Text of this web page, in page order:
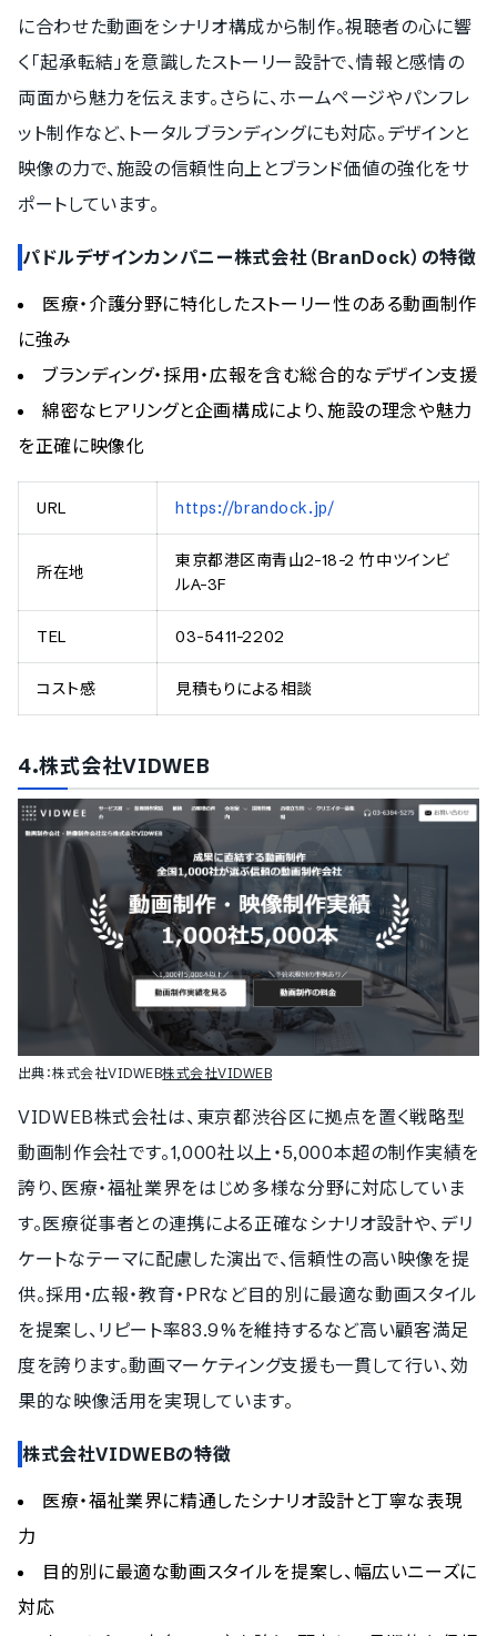
に合わせた動画をシナリオ構成から制作。視聴者の心に響
く「起承転結」を意識したストーリー設計で、情報と感情の
両面から魅力を伝えます。さらに、ホームページやパンフレ
ット制作など、トータルブランディングにも対応。デザインと
映像の力で、施設の信頼性向上とブランド価値の強化をサ
ポートしています。
パドルデザインカンパニー株式会社（BranDock）の特徴
医療・介護分野に特化したストーリー性のある動画制作
に強み
ブランディング・採用・広報を含む総合的なデザイン支援
綿密なヒアリングと企画構成により、施設の理念や魅力
を正確に映像化
URL https://brandock.jp/
所在地
東京都港区南青山2-18-2 竹中ツインビ
ルA-3F
TEL 03-5411-2202
コスト感 見積もりによる相談
4.株式会社VIDWEB
出典：株式会社VIDWEB株式会社VIDWEB
VIDWEB株式会社は、東京都渋谷区に拠点を置く戦略型
動画制作会社です。1,000社以上・5,000本超の制作実績を
誇り、医療・福祉業界をはじめ多様な分野に対応していま
す。医療従事者との連携による正確なシナリオ設計や、デリ
ケートなテーマに配慮した演出で、信頼性の高い映像を提
供。採用・広報・教育・PRなど目的別に最適な動画スタイル
を提案し、リピート率83.9%を維持するなど高い顧客満足
度を誇ります。動画マーケティング支援も一貫して行い、効
果的な映像活用を実現しています。
株式会社VIDWEBの特徴
医療・福祉業界に精通したシナリオ設計と丁寧な表現
力
目的別に最適な動画スタイルを提案し、幅広いニーズに
対応